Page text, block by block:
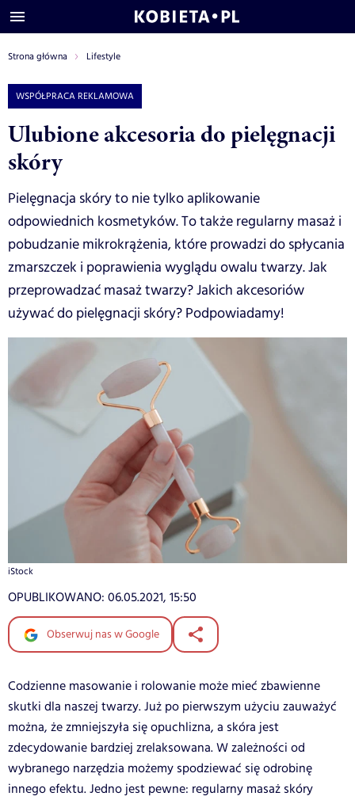
Strona główna Lifestyle
WSPÓŁPRACA REKLAMOWA
Ulubione akcesoria do pielęgnacji
skóry
Pielęgnacja skóry to nie tylko aplikowanie
odpowiednich kosmetyków. To także regularny masaż i
pobudzanie mikrokrążenia, które prowadzi do spłycania
zmarszczek i poprawienia wyglądu owalu twarzy. Jak
przeprowadzać masaż twarzy? Jakich akcesoriów
używać do pielęgnacji skóry? Podpowiadamy!
iStock
OPUBLIKOWANO: 06.05.2021, 15:50
Obserwuj nas w Google
Codzienne masowanie i rolowanie może mieć zbawienne
skutki dla naszej twarzy. Już po pierwszym użyciu zauważyć
można, że zmniejszyła się opuchlizna, a skóra jest
zdecydowanie bardziej zrelaksowana. W zależności od
wybranego narzędzia możemy spodziewać się odrobinę
innego efektu. Jedno jest pewne: regularny masaż skóry